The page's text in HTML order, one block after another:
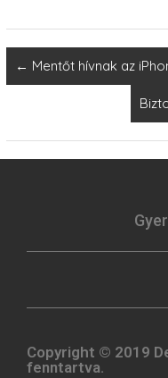
← Mentőt hívnak az
Copyright © 2019
fenntartva.​